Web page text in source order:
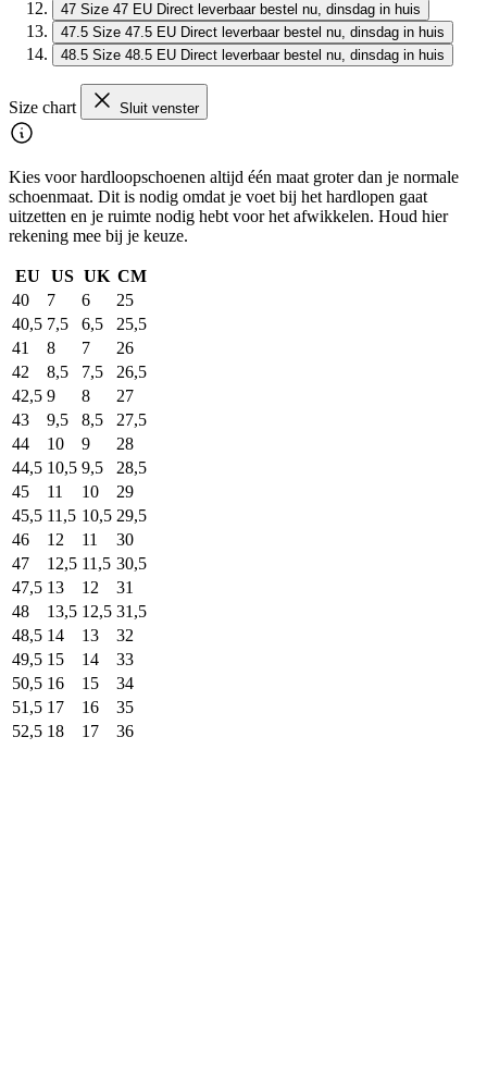
47 Size 47 EU Direct leverbaar bestel nu, dinsdag in huis
47.5 Size 47.5 EU Direct leverbaar bestel nu, dinsdag in huis
48.5 Size 48.5 EU Direct leverbaar bestel nu, dinsdag in huis
Size chart Sluit venster
Kies voor hardloopschoenen altijd één maat groter dan je normale
schoenmaat. Dit is nodig omdat je voet bij het hardlopen gaat
uitzetten en je ruimte nodig hebt voor het afwikkelen. Houd hier
rekening mee bij je keuze.
EU US UK CM
40
7 6
25
40,5 7,5 6,5
25,5
41
8 7
26
42
8,5 7,5
26,5
42,5 9 8
27
43
9,5 8,5
27,5
44
10 9
28
44,5 10,5 9,5
28,5
45
11 10
29
45,5 11,5 10,5 29,5
46
12 11
30
47
12,5 11,5 30,5
47,5 13 12
31
48
13,5 12,5 31,5
48,5 14 13
32
49,5 15 14
33
50,5 16 15
34
51,5 17 16
35
52,5 18 17 36